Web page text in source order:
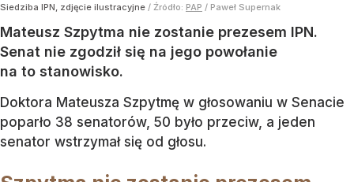
Siedziba IPN, zdjęcie ilustracyjne / Źródło: PAP / Paweł Supernak
Mateusz Szpytma nie zostanie prezesem IPN.
Senat nie zgodził się na jego powołanie
na to stanowisko.
Doktora Mateusza Szpytmę w głosowaniu w Senacie
poparło 38 senatorów, 50 było przeciw, a jeden
senator wstrzymał się od głosu.